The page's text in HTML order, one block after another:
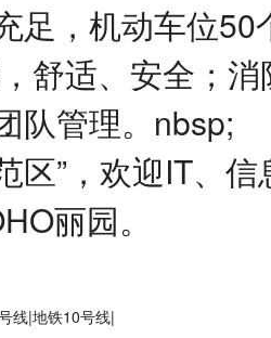
足，机动车位
舒适、安全；
队管理。
区”，欢迎IT、
丽园。
线|地铁10号线|